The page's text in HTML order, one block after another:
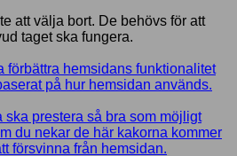
att välja bort. De behövs för att
taget ska fungera.
förbättra hemsidans funktionalitet
på hur hemsidan används.
ska prestera så bra som möjligt
du nekar de här kakorna kommer
försvinna från hemsidan.